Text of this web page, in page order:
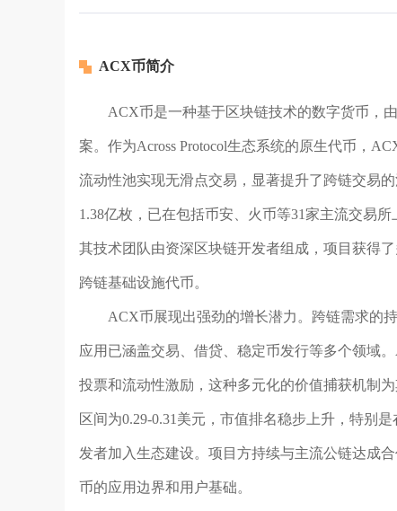
ACX币简介
ACX币是一种基于区块链技术的数字货币，
案。作为Across Protocol生态系统的原生代币，
流动性池实现无滑点交易，显著提升了跨链交易
1.38亿枚，已在包括币安、火币等31家主流交易
其技术团队由资深区块链开发者组成，项目获得
跨链基础设施代币。
ACX币展现出强劲的增长潜力。跨链需求的
应用已涵盖交易、借贷、稳定币发行等多个领域
投票和流动性激励，这种多元化的价值捕获机制
区间为0.29-0.31美元，市值排名稳步上升，特别
发者加入生态建设。项目方持续与主流公链达成
币的应用边界和用户基础。